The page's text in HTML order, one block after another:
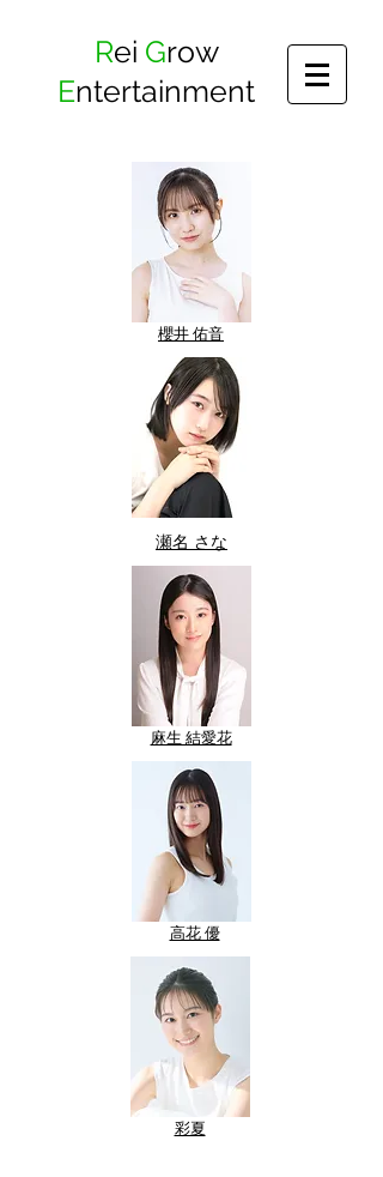
​Rei Grow
Entertainment
​櫻井 佑音
​瀬名 さな
​麻生 結愛花
​高花 優
​彩夏